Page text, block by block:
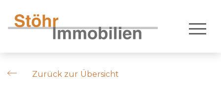
Zurück zur Übersicht